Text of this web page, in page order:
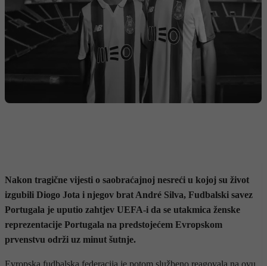
Nakon tragične vijesti o saobraćajnoj nesreći u kojoj su život
izgubili Diogo Jota i njegov brat André Silva, Fudbalski savez
Portugala je uputio zahtjev UEFA-i da se utakmica ženske
reprezentacije Portugala na predstojećem Evropskom
prvenstvu održi uz minut šutnje.
Evropska fudbalska federacija je potom službeno reagovala na ovu